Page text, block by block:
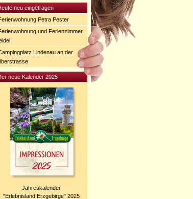
neu eingetragen
Petra Pester
und Ferienzimmer
Lindenau an der
neue Kalender 2025
Jahreskalender
"Erlebnisland Erzgebirge" 2025